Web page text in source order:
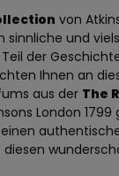
von
und
der
Ihnen an
aus der The
London 1799
diesen